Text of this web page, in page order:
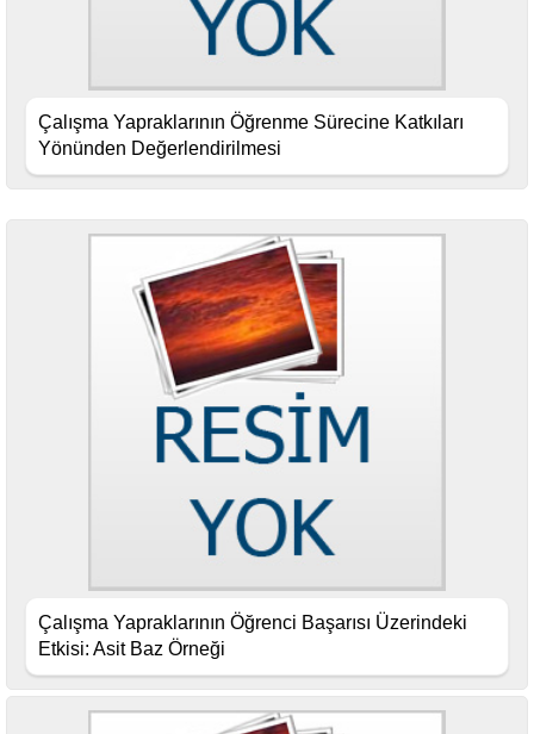
Çalışma Yapraklarının Öğrenme Sürecine Katkıları
Yönünden Değerlendirilmesi
Çalışma Yapraklarının Öğrenci Başarısı Üzerindeki
Etkisi: Asit Baz Örneği